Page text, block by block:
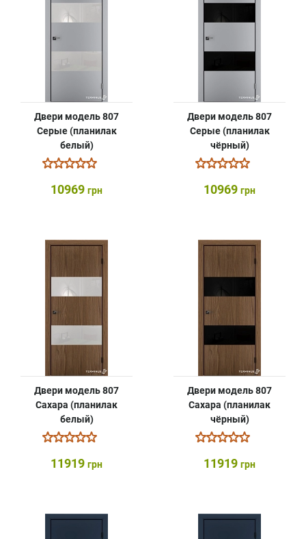
Двери модель 807
Серые (планилак
белый)
10969 грн
Двери модель 807
Серые (планилак
чёрный)
10969 грн
Двери модель 807
Сахара (планилак
белый)
11919 грн
Двери модель 807
Сахара (планилак
чёрный)
11919 грн